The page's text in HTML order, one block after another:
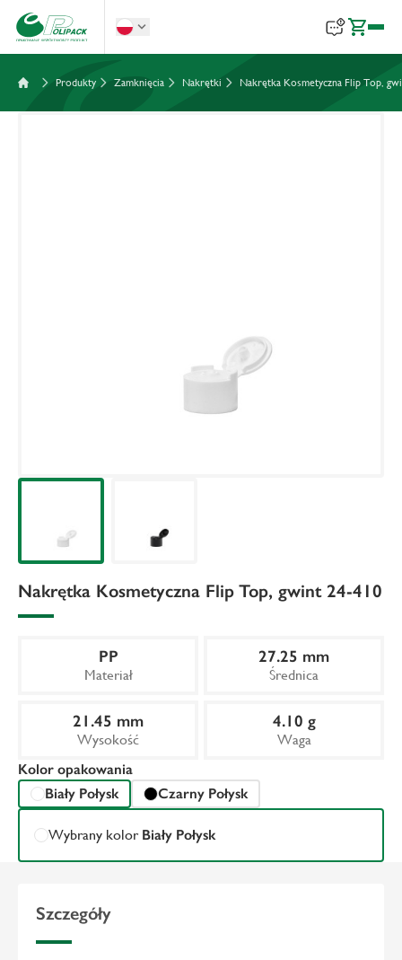
Produkty Zamknięcia Nakrętki Nakrętka Kosmetyczna Flip Top,
Nakrętka Kosmetyczna Flip Top, gwint 24-410
PP
Materiał
27.25 mm
Średnica
21.45 mm
Wysokość
4.10 g
Waga
Kolor opakowania
Biały Połysk
Czarny Połysk
Wybrany kolor Biały Połysk
Szczegóły